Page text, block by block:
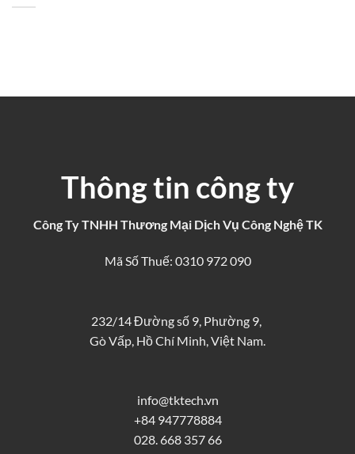
Thông tin công ty
Công Ty TNHH Thương Mại Dịch Vụ Công Nghệ TK
Mã Số Thuế: 0310 972 090
232/14 Đường số 9, Phường 9,
Gò Vấp, Hồ Chí Minh, Việt Nam.
info@tktech.vn
+84 947778884
028. 668 357 66